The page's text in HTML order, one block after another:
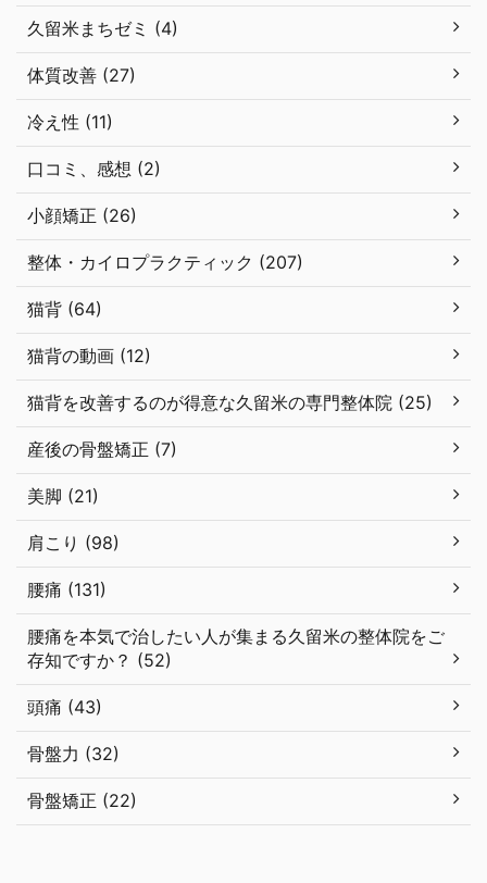
久留米まちゼミ (4)
体質改善 (27)
冷え性 (11)
口コミ、感想 (2)
小顔矯正 (26)
整体・カイロプラクティック (207)
猫背 (64)
猫背の動画 (12)
猫背を改善するのが得意な久留米の専門整体院 (25)
産後の骨盤矯正 (7)
美脚 (21)
肩こり (98)
腰痛 (131)
腰痛を本気で治したい人が集まる久留米の整体院をご
存知ですか？ (52)
頭痛 (43)
骨盤力 (32)
骨盤矯正 (22)